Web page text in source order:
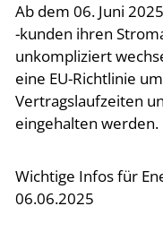
Ab dem 06. Juni
-kunden ihren
unkompliziert
eine EU-Richtlinie
Vertragslaufzeiten
eingehalten werden.
Wichtige Infos für
06.06.2025